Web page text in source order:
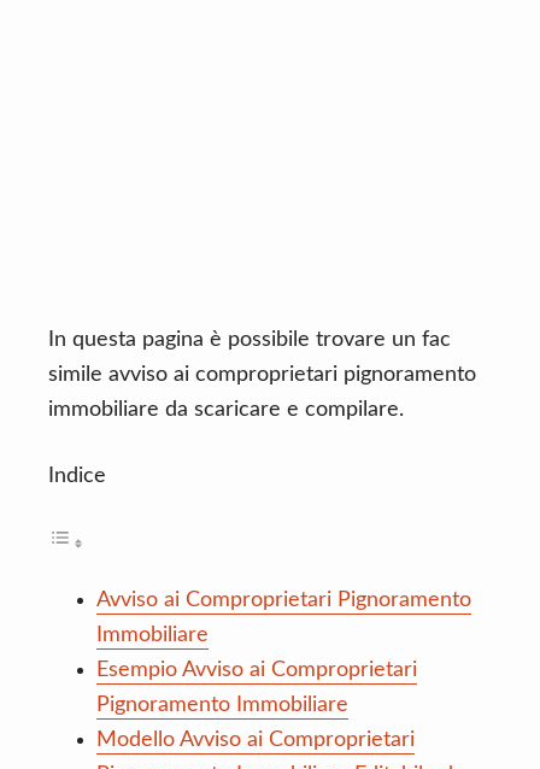
In questa pagina è possibile trovare un fac
simile avviso ai comproprietari pignoramento
immobiliare da scaricare e compilare.
Indice
Avviso ai Comproprietari Pignoramento
Immobiliare
Esempio Avviso ai Comproprietari
Pignoramento Immobiliare
Modello Avviso ai Comproprietari